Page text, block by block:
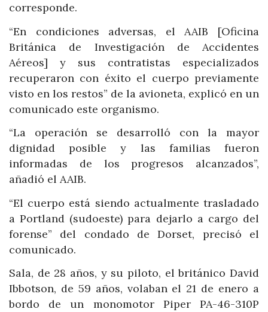
corresponde.
“En condiciones adversas, el AAIB [Oficina
Británica de Investigación de Accidentes
Aéreos] y sus contratistas especializados
recuperaron con éxito el cuerpo previamente
visto en los restos” de la avioneta, explicó en un
comunicado este organismo.
“La operación se desarrolló con la mayor
dignidad posible y las familias fueron
informadas de los progresos alcanzados”,
añadió el AAIB.
“El cuerpo está siendo actualmente trasladado
a Portland (sudoeste) para dejarlo a cargo del
forense” del condado de Dorset, precisó el
comunicado.
Sala, de 28 años, y su piloto, el británico David
Ibbotson, de 59 años, volaban el 21 de enero a
bordo de un monomotor Piper PA-46-310P